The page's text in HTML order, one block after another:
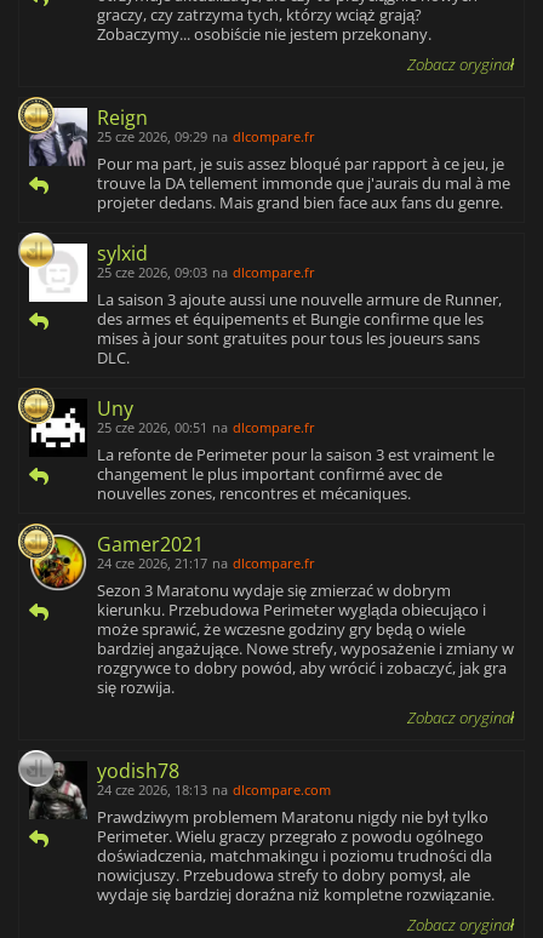
graczy, czy zatrzyma tych, którzy wciąż grają?
Zobaczymy... osobiście nie jestem przekonany.
Zobacz oryginał
Reign
25 cze 2026, 09:29 na dlcompare.fr
Pour ma part, je suis assez bloqué par rapport à ce jeu, je
trouve la DA tellement immonde que j'aurais du mal à me
projeter dedans. Mais grand bien face aux fans du genre.
sylxid
25 cze 2026, 09:03 na dlcompare.fr
La saison 3 ajoute aussi une nouvelle armure de Runner,
des armes et équipements et Bungie confirme que les
mises à jour sont gratuites pour tous les joueurs sans
DLC.
Uny
25 cze 2026, 00:51 na dlcompare.fr
La refonte de Perimeter pour la saison 3 est vraiment le
changement le plus important confirmé avec de
nouvelles zones, rencontres et mécaniques.
Gamer2021
24 cze 2026, 21:17 na dlcompare.fr
Sezon 3 Maratonu wydaje się zmierzać w dobrym
kierunku. Przebudowa Perimeter wygląda obiecująco i
może sprawić, że wczesne godziny gry będą o wiele
bardziej angażujące. Nowe strefy, wyposażenie i zmiany w
rozgrywce to dobry powód, aby wrócić i zobaczyć, jak gra
się rozwija.
Zobacz oryginał
yodish78
24 cze 2026, 18:13 na dlcompare.com
Prawdziwym problemem Maratonu nigdy nie był tylko
Perimeter. Wielu graczy przegrało z powodu ogólnego
doświadczenia, matchmakingu i poziomu trudności dla
nowicjuszy. Przebudowa strefy to dobry pomysł, ale
wydaje się bardziej doraźna niż kompletne rozwiązanie.
Zobacz oryginał